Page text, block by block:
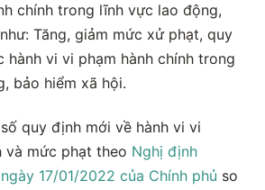
chính trong lĩnh vực lao động,
Tăng, giảm mức xử phạt, quy
hành vi vi phạm hành chính trong
bảo hiểm xã hội.
quy định mới về hành vi vi
và mức phạt theo Nghị định
17/01/2022 của Chính phủ so